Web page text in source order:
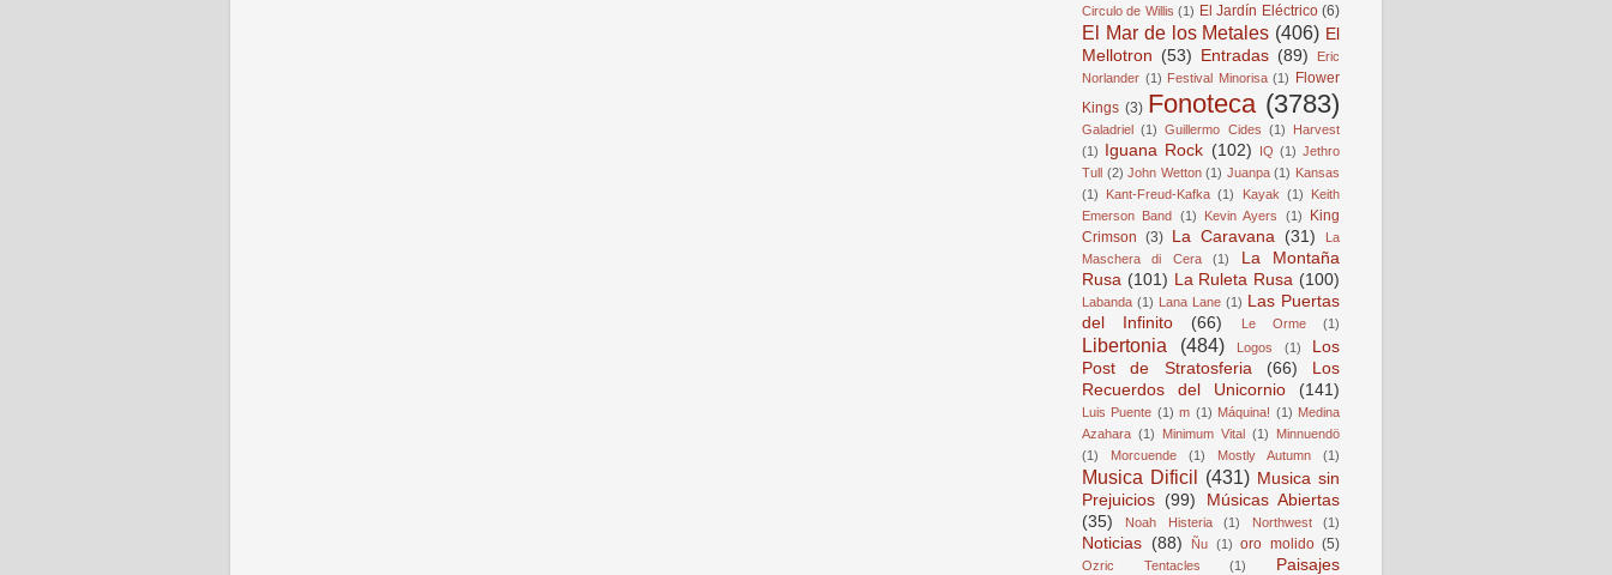
Circulo de Willis (1) El Jardín Eléctrico (6)
El Mar de los Metales (406) El
Mellotron (53) Entradas (89)
Eric
Norlander (1) Festival Minorisa (1) Flower
Kings (3) Fonoteca (3783)
Galadriel (1) Guillermo Cides (1)
Harvest
(1) Iguana Rock (102) IQ (1) Jethro
Tull (2) John Wetton (1) Juanpa (1) Kansas
(1)
Kant-Freud-Kafka (1) Kayak (1)
Keith
Emerson Band (1) Kevin Ayers (1)
King
Crimson (3) La Caravana (31)
La
Maschera di Cera
(1)
La Montaña
Rusa (101) La Ruleta Rusa (100)
Labanda (1) Lana Lane (1) Las Puertas
del Infinito
(66) Le Orme (1)
Libertonia (484) Logos (1)
Los
Post de Stratosferia
(66)
Los
Recuerdos del Unicornio
(141)
Luis Puente (1) m (1) Máquina! (1) Medina
Azahara (1) Minimum Vital (1)
Minnuendö
(1)
Morcuende (1) Mostly Autumn (1)
Musica Dificil (431) Musica sin
Prejuicios (99)
Músicas Abiertas
(35)
Noah Histeria (1) Northwest (1)
Noticias (88) Ñu (1) oro molido (5)
Ozric Tentacles (1)
Paisajes